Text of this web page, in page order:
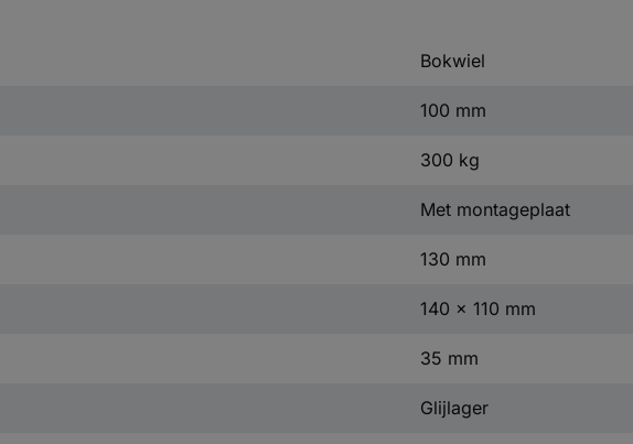
Bokwiel
100 mm
300 kg
Met montageplaat
130 mm
140 x 110 mm
35 mm
Glijlager